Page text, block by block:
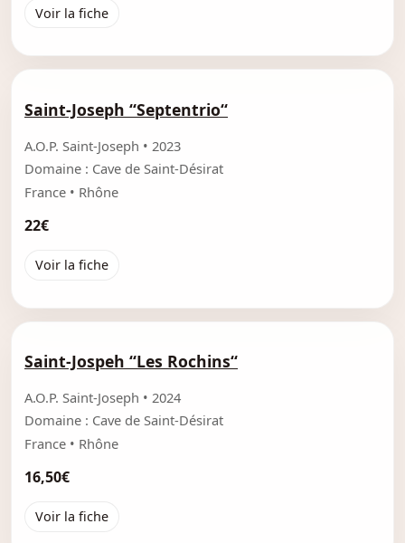
Voir la fiche
Saint-Joseph “Septentrio“
A.O.P. Saint-Joseph • 2023
Domaine : Cave de Saint-Désirat
France • Rhône
22€
Voir la fiche
Saint-Jospeh “Les Rochins“
A.O.P. Saint-Joseph • 2024
Domaine : Cave de Saint-Désirat
France • Rhône
16,50€
Voir la fiche